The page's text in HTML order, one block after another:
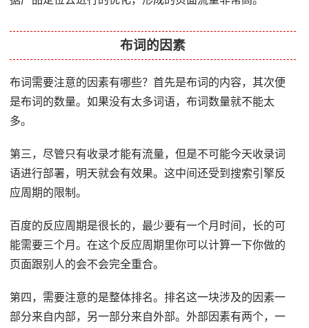
布词的因素
布词需要注意的因素有哪些？首先是布词的内容，其次便
是布词的数量。如果没有太多词语，布词数量就不能太
多。
第三，尽管只有收录才能有流量，但是不可能今天收录词
语进行部署，明天就会有效果。这中间还受到搜索引擎反
应周期的限制。
百度的反应周期是很长的，最少要有一个月时间，长的可
能需要三个月。在这个反应周期里你可以计算一下你做的
页面跟别人的会不会完全重合。
第四，需要注意的是整体排名。排名这一块涉及的因素一
部分来自内部，另一部分来自外部。外部因素有两个，一